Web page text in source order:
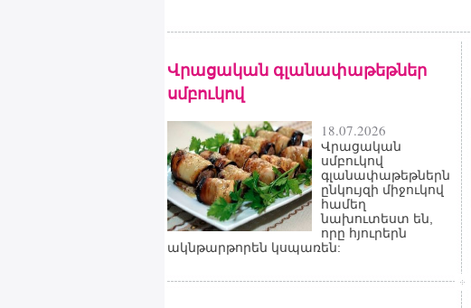
Վրացական գլանափաթեթներ
սմբուկով
18.07.2026
Վրացական
սմբուկով
գլանափաթեթներն
ընկույզի միջուկով
համեղ
նախուտեստ են,
որը հյուրերն
ակնթարթորեն կսպառեն: